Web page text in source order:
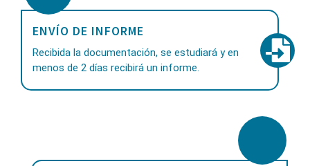
ENVÍO DE INFORME
Recibida la documentación, se estudiará y en
menos de 2 días recibirá un informe.